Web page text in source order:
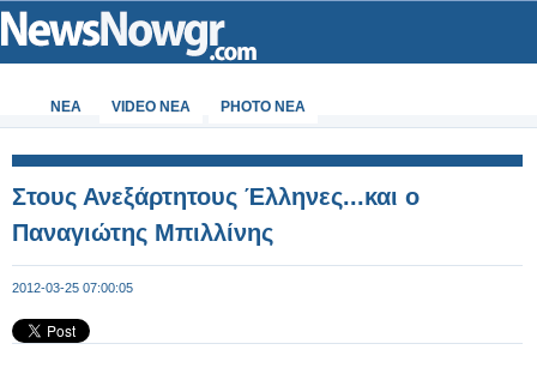
ΝΕΑ VIDEO NEA PHOTO NEA
Στους Ανεξάρτητους Έλληνες...και ο
Παναγιώτης Μπιλλίνης
2012-03-25 07:00:05